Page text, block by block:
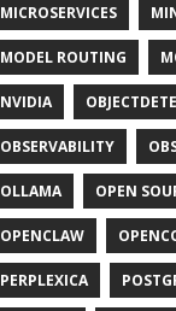
MICROSERVICES
MODEL ROUTING
NVIDIA
OBSERVABILITY
OLLAMA OPEN
OPENCLAW
PERPLEXICA